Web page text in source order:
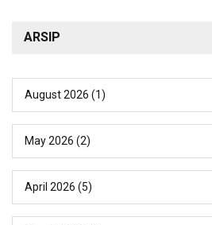
ARSIP
August 2026 (1)
May 2026 (2)
April 2026 (5)